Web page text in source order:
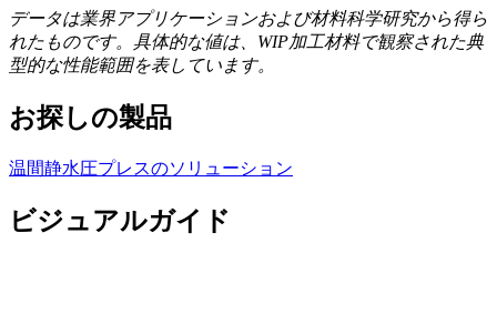
データは業界アプリケーションおよび材料科学研究から得ら
れたものです。具体的な値は、WIP加工材料で観察された典
型的な性能範囲を表しています。
お探しの製品
温間静水圧プレスのソリューション
ビジュアルガイド